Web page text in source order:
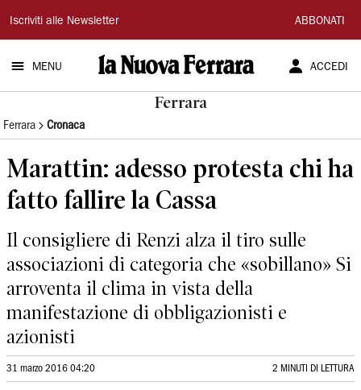
La
Nuova
Ferrara
Iscriviti alle Newsletter ABBONATI
MENU ACCEDI
Ferrara
Ferrara Cronaca
Marattin: adesso protesta chi ha
fatto fallire la Cassa
Il consigliere di Renzi alza il tiro sulle
associazioni di categoria che «sobillano» Si
arroventa il clima in vista della
manifestazione di obbligazionisti e
azionisti
31 marzo 2016 04:20 2 MINUTI DI LETTURA